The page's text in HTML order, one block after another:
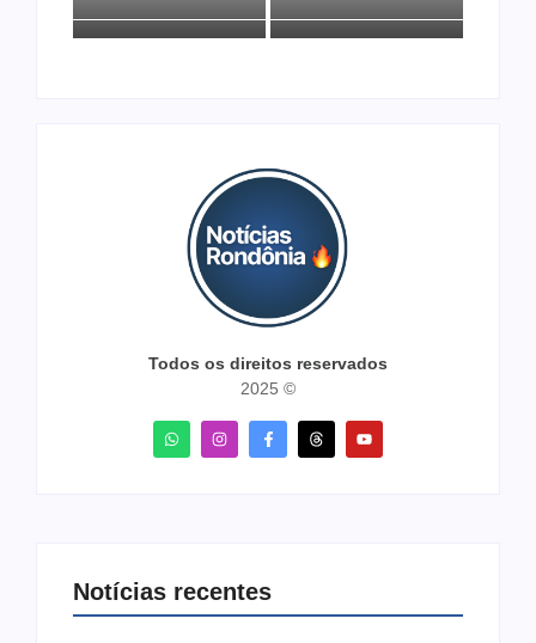
Todos os direitos reservados
2025 ©
Notícias recentes